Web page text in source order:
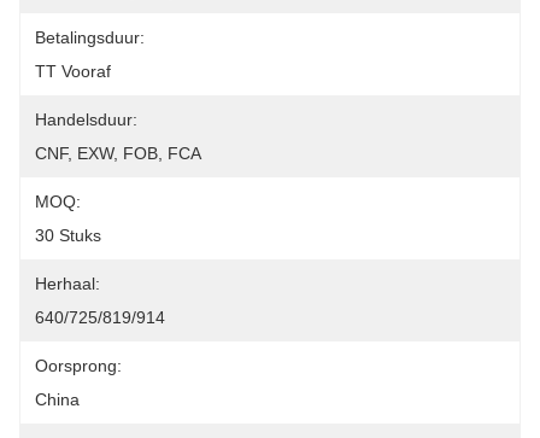
Betalingsduur:
TT Vooraf
Handelsduur:
CNF, EXW, FOB, FCA
MOQ:
30 Stuks
Herhaal:
640/725/819/914
Oorsprong:
China